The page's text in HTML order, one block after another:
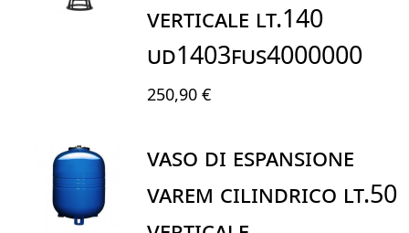
VERTICALE LT.140
UD1403FUS4000000
250,90 €
VASO DI ESPANSIONE
VAREM CILINDRICO LT.50